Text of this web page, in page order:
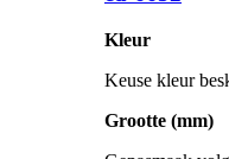
Kleur
Keuse kleur
Grootte (mm)